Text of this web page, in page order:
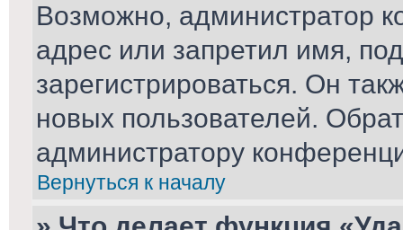
Возможно, администратор
адрес или запретил имя,
зарегистрироваться. Он
новых пользователей.
администратору
Вернуться к началу